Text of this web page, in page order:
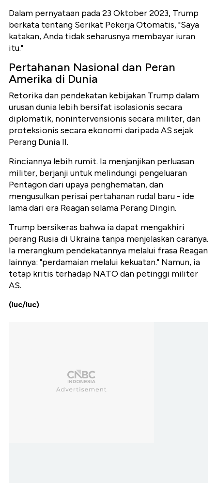
Dalam pernyataan pada 23 Oktober 2023, Trump
berkata tentang Serikat Pekerja Otomatis, "Saya
katakan, Anda tidak seharusnya membayar iuran
itu."
Pertahanan Nasional dan Peran
Amerika di Dunia
Retorika dan pendekatan kebijakan Trump dalam
urusan dunia lebih bersifat isolasionis secara
diplomatik, nonintervensionis secara militer, dan
proteksionis secara ekonomi daripada AS sejak
Perang Dunia II.
Rinciannya lebih rumit. Ia menjanjikan perluasan
militer, berjanji untuk melindungi pengeluaran
Pentagon dari upaya penghematan, dan
mengusulkan perisai pertahanan rudal baru - ide
lama dari era Reagan selama Perang Dingin.
Trump bersikeras bahwa ia dapat mengakhiri
perang Rusia di Ukraina tanpa menjelaskan caranya.
Ia merangkum pendekatannya melalui frasa Reagan
lainnya: "perdamaian melalui kekuatan." Namun, ia
tetap kritis terhadap NATO dan petinggi militer
AS.
(luc/luc)